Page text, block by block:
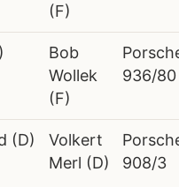
(F)
Bob
Wollek
(F)
936/80
(D)
Volkert
Merl (D)
908/3